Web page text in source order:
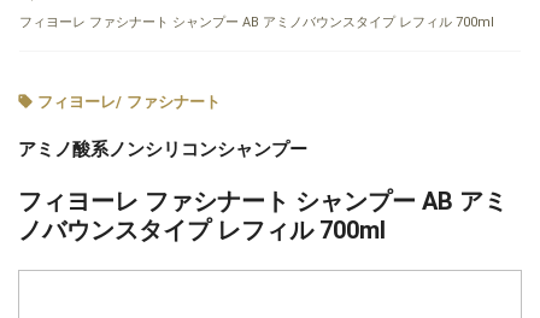
フィヨーレ ファシナート シャンプー AB アミノバウンスタイプ レフィル 700ml
フィヨーレ/ ファシナート
アミノ酸系ノンシリコンシャンプー
フィヨーレ ファシナート シャンプー AB アミ
ノバウンスタイプ レフィル 700ml